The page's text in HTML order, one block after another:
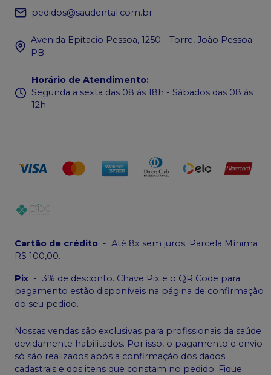
pedidos@saudental.com.br
Avenida Epitacio Pessoa, 1250 - Torre, João Pessoa -
PB
Horário de Atendimento:
Segunda a sexta das 08 às 18h - Sábados das 08 às
12h
Cartão de crédito - Até 8x sem juros. Parcela Mínima
R$ 100,00.
Pix - 3% de desconto. Chave Pix e o QR Code para
pagamento estão disponíveis na página de confirmação
do seu pedido.
Nossas vendas são exclusivas para profissionais da saúde
devidamente habilitados. Por isso, o pagamento e envio
só são realizados após a confirmação dos dados
cadastrais e dos itens que constam no pedido. Fique